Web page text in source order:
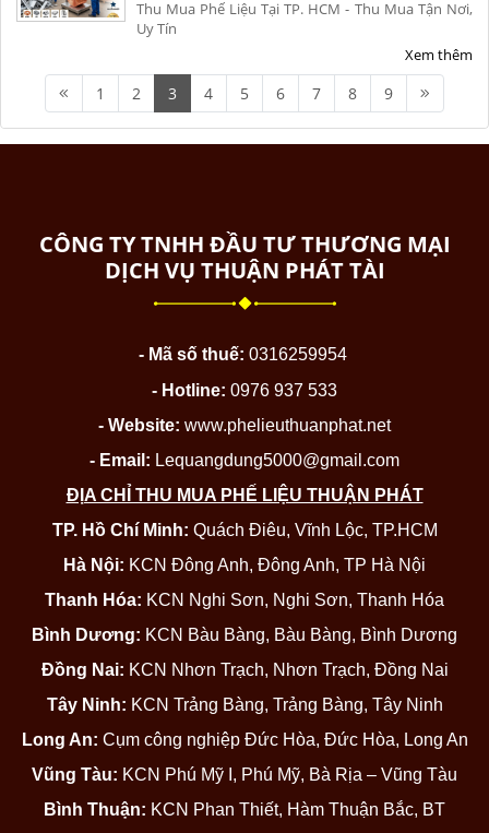
Thu Mua Phế Liệu Tại TP. HCM - Thu Mua Tận Nơi,
Uy Tín
Xem thêm
1 2 3 4 5 6 7 8 9
CÔNG TY TNHH ĐẦU TƯ THƯƠNG MẠI
DỊCH VỤ THUẬN PHÁT TÀI
- Mã số thuế: 0316259954
- Hotline: 0976 937 533
- Website: www.phelieuthuanphat.net
- Email: Lequangdung5000@gmail.com
ĐỊA CHỈ THU MUA PHẾ LIỆU THUẬN PHÁT
TP. Hồ Chí Minh: Quách Điêu, Vĩnh Lộc, TP.HCM
Hà Nội: KCN Đông Anh, Đông Anh, TP Hà Nội
Thanh Hóa: KCN Nghi Sơn, Nghi Sơn, Thanh Hóa
Bình Dương: KCN Bàu Bàng, Bàu Bàng, Bình Dương
Đồng Nai: KCN Nhơn Trạch, Nhơn Trạch, Đồng Nai
Tây Ninh: KCN Trảng Bàng, Trảng Bàng, Tây Ninh
Long An: Cụm công nghiệp Đức Hòa, Đức Hòa, Long An
Vũng Tàu: KCN Phú Mỹ I, Phú Mỹ, Bà Rịa – Vũng Tàu
Bình Thuận: KCN Phan Thiết, Hàm Thuận Bắc, BT